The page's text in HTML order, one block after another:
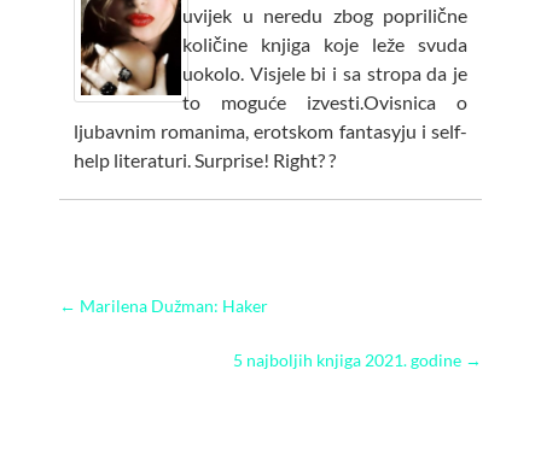
uvijek u neredu zbog poprilične
količine knjiga koje leže svuda
uokolo. Visjele bi i sa stropa da je
to moguće izvesti.Ovisnica o
ljubavnim romanima, erotskom fantasyju i self-
help literaturi. Surprise! Right? ?
← Marilena Dužman: Haker
5 najboljih knjiga 2021. godine →